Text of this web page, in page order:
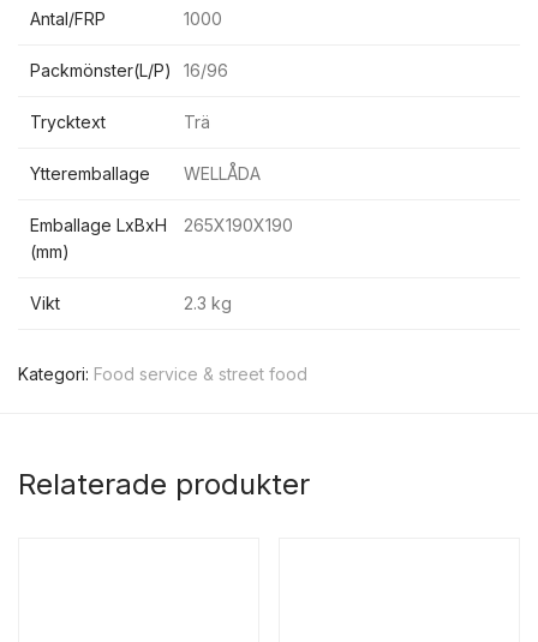
Antal/FRP 1000
Packmönster(L/P) 16/96
Trycktext Trä
Ytteremballage WELLÅDA
Emballage LxBxH
(mm)
265X190X190
Vikt 2.3 kg
Kategori: Food service & street food
Relaterade produkter